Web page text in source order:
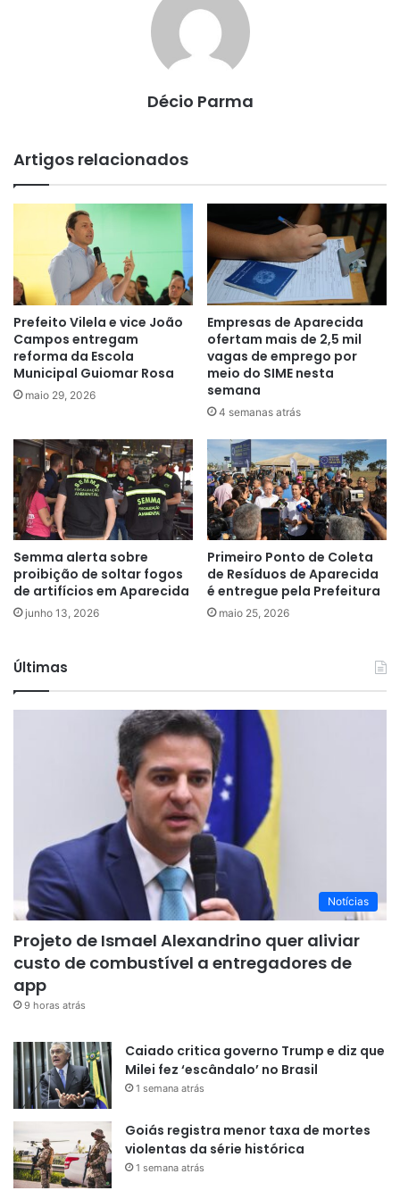
Décio Parma
Artigos relacionados
Prefeito Vilela e vice João
Campos entregam
reforma da Escola
Municipal Guiomar Rosa
maio 29, 2026
Empresas de Aparecida
ofertam mais de 2,5 mil
vagas de emprego por
meio do SIME nesta
semana
4 semanas atrás
Semma alerta sobre
proibição de soltar fogos
de artifícios em Aparecida
junho 13, 2026
Primeiro Ponto de Coleta
de Resíduos de Aparecida
é entregue pela Prefeitura
maio 25, 2026
Últimas
Notícias
Projeto de Ismael Alexandrino quer aliviar
custo de combustível a entregadores de
app
9 horas atrás
Caiado critica governo Trump e diz que
Milei fez ‘escândalo’ no Brasil
1 semana atrás
Goiás registra menor taxa de mortes
violentas da série histórica
1 semana atrás